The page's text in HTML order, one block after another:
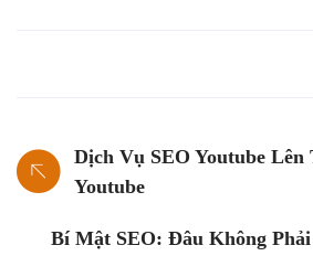
Dịch Vụ SEO Youtube Lên
Youtube
Bí Mật SEO: Đâu Không